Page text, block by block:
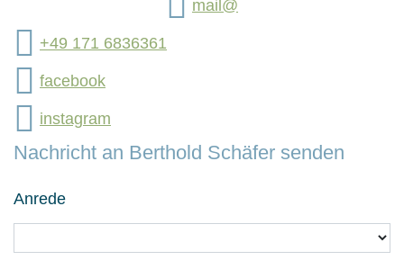
mail@
+49 171 6836361
facebook
instagram
Nachricht an Berthold Schäfer senden
Anrede